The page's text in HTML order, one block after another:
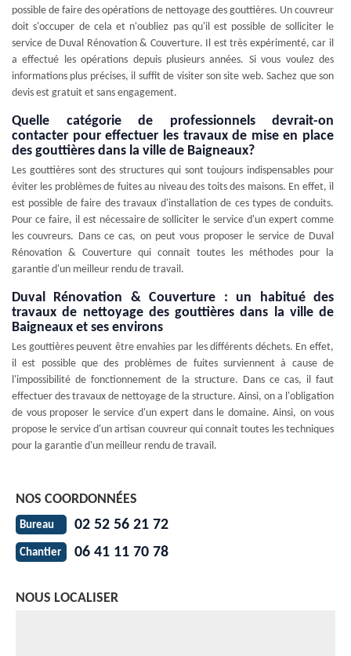
possible de faire des opérations de nettoyage des gouttières. Un couvreur
doit s'occuper de cela et n'oubliez pas qu'il est possible de solliciter le
service de Duval Rénovation & Couverture. Il est très expérimenté, car il
a effectué les opérations depuis plusieurs années. Si vous voulez des
informations plus précises, il suffit de visiter son site web. Sachez que son
devis est gratuit et sans engagement.
Quelle catégorie de professionnels devrait-on
contacter pour effectuer les travaux de mise en place
des gouttières dans la ville de Baigneaux?
Les gouttières sont des structures qui sont toujours indispensables pour
éviter les problèmes de fuites au niveau des toits des maisons. En effet, il
est possible de faire des travaux d'installation de ces types de conduits.
Pour ce faire, il est nécessaire de solliciter le service d'un expert comme
les couvreurs. Dans ce cas, on peut vous proposer le service de Duval
Rénovation & Couverture qui connait toutes les méthodes pour la
garantie d'un meilleur rendu de travail.
Duval Rénovation & Couverture : un habitué des
travaux de nettoyage des gouttières dans la ville de
Baigneaux et ses environs
Les gouttières peuvent être envahies par les différents déchets. En effet,
il est possible que des problèmes de fuites surviennent à cause de
l'impossibilité de fonctionnement de la structure. Dans ce cas, il faut
effectuer des travaux de nettoyage de la structure. Ainsi, on a l'obligation
de vous proposer le service d'un expert dans le domaine. Ainsi, on vous
propose le service d'un artisan couvreur qui connait toutes les techniques
pour la garantie d'un meilleur rendu de travail.
NOS COORDONNÉES
Bureau 02 52 56 21 72
Chantier 06 41 11 70 78
NOUS LOCALISER